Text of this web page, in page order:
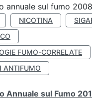
annuale sul fumo 2008
NICOTINA
FUMO-CORRELATE
ANTIFUMO
Annuale sul Fumo